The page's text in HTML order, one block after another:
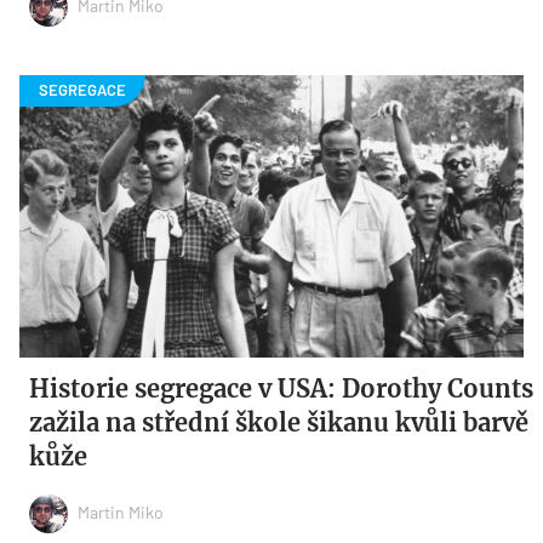
Martin Miko
Historie segregace v USA: Dorothy Counts
zažila na střední škole šikanu kvůli barvě
kůže
Martin Miko